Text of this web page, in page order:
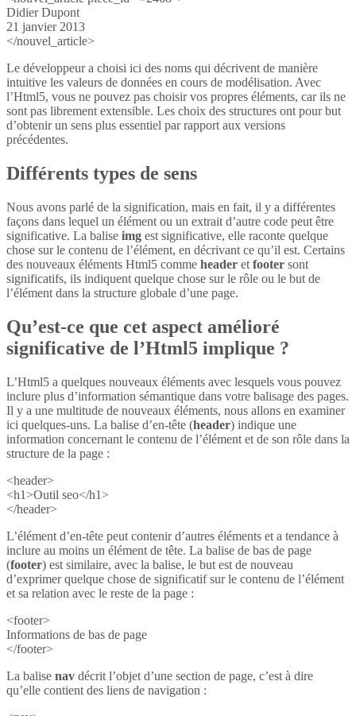
Didier Dupont
21 janvier 2013
</nouvel_article>
Le développeur a choisi ici des noms qui décrivent de manière
intuitive les valeurs de données en cours de modélisation. Avec
l’Html5, vous ne pouvez pas choisir vos propres éléments, car ils ne
sont pas librement extensible. Les choix des structures ont pour but
d’obtenir un sens plus essentiel par rapport aux versions
précédentes.
Différents types de sens
Nous avons parlé de la signification, mais en fait, il y a différentes
façons dans lequel un élément ou un extrait d’autre code peut être
significative. La balise img est significative, elle raconte quelque
chose sur le contenu de l’élément, en décrivant ce qu’il est. Certains
des nouveaux éléments Html5 comme header et footer sont
significatifs, ils indiquent quelque chose sur le rôle ou le but de
l’élément dans la structure globale d’une page.
Qu’est-ce que cet aspect amélioré
significative de l’Html5 implique ?
L’Html5 a quelques nouveaux éléments avec lesquels vous pouvez
inclure plus d’information sémantique dans votre balisage des pages.
Il y a une multitude de nouveaux éléments, nous allons en examiner
ici quelques-uns. La balise d’en-tête (header) indique une
information concernant le contenu de l’élément et de son rôle dans la
structure de la page :
<header>
<h1>Outil seo</h1>
</header>
L’élément d’en-tête peut contenir d’autres éléments et a tendance à
inclure au moins un élément de tête. La balise de bas de page
(footer) est similaire, avec la balise, le but est de nouveau
d’exprimer quelque chose de significatif sur le contenu de l’élément
et sa relation avec le reste de la page :
<footer>
Informations de bas de page
</footer>
La balise nav décrit l’objet d’une section de page, c’est à dire
qu’elle contient des liens de navigation :